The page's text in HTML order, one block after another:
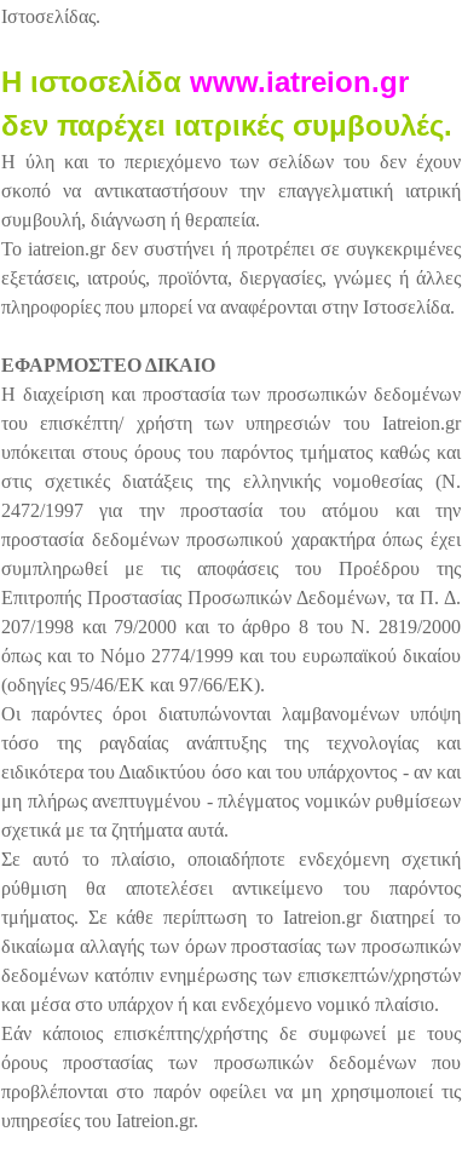
Ιστοσελίδας.
Η ιστοσελίδα www.iatreion.gr
δεν παρέχει ιατρικές συμβουλές.
Η ύλη και το περιεχόμενο των σελίδων του δεν έχουν
σκοπό να αντικαταστήσουν την επαγγελματική ιατρική
συμβουλή, διάγνωση ή θεραπεία.
Το iatreion.gr δεν συστήνει ή προτρέπει σε συγκεκριμένες
εξετάσεις, ιατρούς, προϊόντα, διεργασίες, γνώμες ή άλλες
πληροφορίες που μπορεί να αναφέρονται στην Ιστοσελίδα.
ΕΦΑΡΜΟΣΤΕΟ ΔΙΚΑΙΟ
Η διαχείριση και προστασία των προσωπικών δεδομένων
του επισκέπτη/ χρήστη των υπηρεσιών του Iatreion.gr
υπόκειται στους όρους του παρόντος τμήματος καθώς και
στις σχετικές διατάξεις της ελληνικής νομοθεσίας (Ν.
2472/1997 για την προστασία του ατόμου και την
προστασία δεδομένων προσωπικού χαρακτήρα όπως έχει
συμπληρωθεί με τις αποφάσεις του Προέδρου της
Επιτροπής Προστασίας Προσωπικών Δεδομένων, τα Π. Δ.
207/1998 και 79/2000 και το άρθρο 8 του Ν. 2819/2000
όπως και το Νόμο 2774/1999 και του ευρωπαϊκού δικαίου
(οδηγίες 95/46/ΕΚ και 97/66/ΕΚ).
Οι παρόντες όροι διατυπώνονται λαμβανομένων υπόψη
τόσο της ραγδαίας ανάπτυξης της τεχνολογίας και
ειδικότερα του Διαδικτύου όσο και του υπάρχοντος - αν και
μη πλήρως ανεπτυγμένου - πλέγματος νομικών ρυθμίσεων
σχετικά με τα ζητήματα αυτά.
Σε αυτό το πλαίσιο, οποιαδήποτε ενδεχόμενη σχετική
ρύθμιση θα αποτελέσει αντικείμενο του παρόντος
τμήματος. Σε κάθε περίπτωση το Iatreion.gr διατηρεί το
δικαίωμα αλλαγής των όρων προστασίας των προσωπικών
δεδομένων κατόπιν ενημέρωσης των επισκεπτών/χρηστών
και μέσα στο υπάρχον ή και ενδεχόμενο νομικό πλαίσιο.
Εάν κάποιος επισκέπτης/χρήστης δε συμφωνεί με τους
όρους προστασίας των προσωπικών δεδομένων που
προβλέπονται στο παρόν οφείλει να μη χρησιμοποιεί τις
υπηρεσίες του Iatreion.gr.